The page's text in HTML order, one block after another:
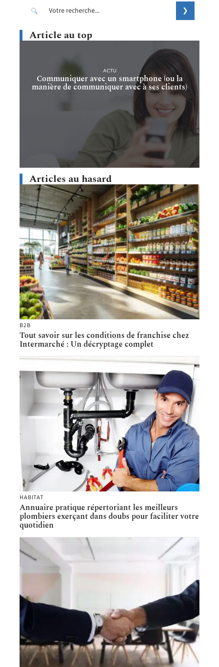
Article au top
ACTU
Communiquer avec un smartphone (ou la
manière de communiquer avec à ses clients)
Articles au hasard
B2B
Tout savoir sur les conditions de franchise chez
Intermarché : Un décryptage complet
HABITAT
Annuaire pratique répertoriant les meilleurs
plombiers exerçant dans doubs pour faciliter votre
quotidien